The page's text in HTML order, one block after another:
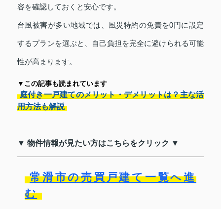
容を確認しておくと安心です。
台風被害が多い地域では、風災特約の免責を0円に設定
するプランを選ぶと、自己負担を完全に避けられる可能
性が高まります。
▼この記事も読まれています
庭付き一戸建てのメリット・デメリットは？主な活
用方法も解説
▼ 物件情報が見たい方はこちらをクリック ▼
常滑市の売買戸建て一覧へ進
む